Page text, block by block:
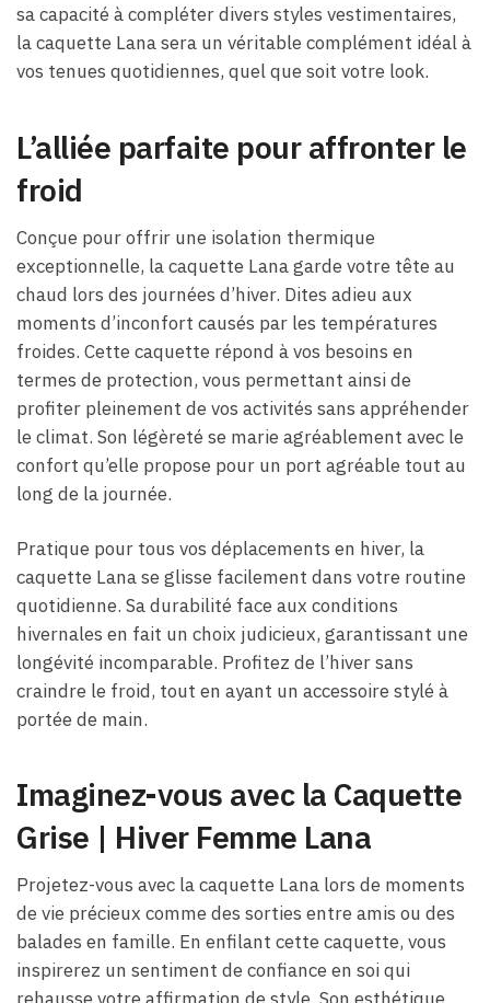
sa capacité à compléter divers styles vestimentaires,
la caquette Lana sera un véritable complément idéal à
vos tenues quotidiennes, quel que soit votre look.
L’alliée parfaite pour affronter le
froid
Conçue pour offrir une isolation thermique
exceptionnelle, la caquette Lana garde votre tête au
chaud lors des journées d’hiver. Dites adieu aux
moments d’inconfort causés par les températures
froides. Cette caquette répond à vos besoins en
termes de protection, vous permettant ainsi de
profiter pleinement de vos activités sans appréhender
le climat. Son légèreté se marie agréablement avec le
confort qu’elle propose pour un port agréable tout au
long de la journée.
Pratique pour tous vos déplacements en hiver, la
caquette Lana se glisse facilement dans votre routine
quotidienne. Sa durabilité face aux conditions
hivernales en fait un choix judicieux, garantissant une
longévité incomparable. Profitez de l’hiver sans
craindre le froid, tout en ayant un accessoire stylé à
portée de main.
Imaginez-vous avec la Caquette
Grise | Hiver Femme Lana
Projetez-vous avec la caquette Lana lors de moments
de vie précieux comme des sorties entre amis ou des
balades en famille. En enfilant cette caquette, vous
inspirerez un sentiment de confiance en soi qui